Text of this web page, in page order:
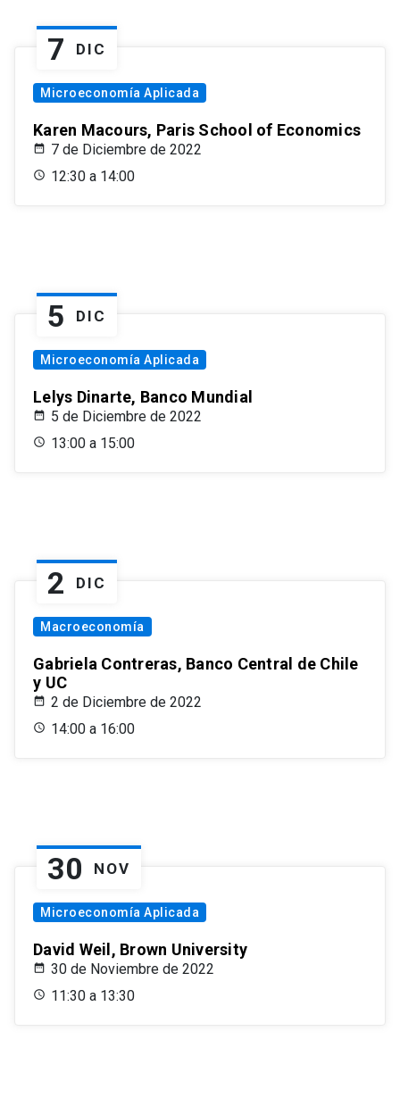
7 DIC
Microeconomía Aplicada
Karen Macours, Paris School of Economics
7 de Diciembre de 2022
12:30 a 14:00
5 DIC
Microeconomía Aplicada
Lelys Dinarte, Banco Mundial
5 de Diciembre de 2022
13:00 a 15:00
2 DIC
Macroeconomía
Gabriela Contreras, Banco Central de Chile
y UC
2 de Diciembre de 2022
14:00 a 16:00
30 NOV
Microeconomía Aplicada
David Weil, Brown University
30 de Noviembre de 2022
11:30 a 13:30